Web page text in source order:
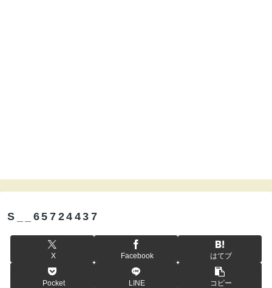
S__65724437
X Facebook はてブ
Pocket LINE コピー